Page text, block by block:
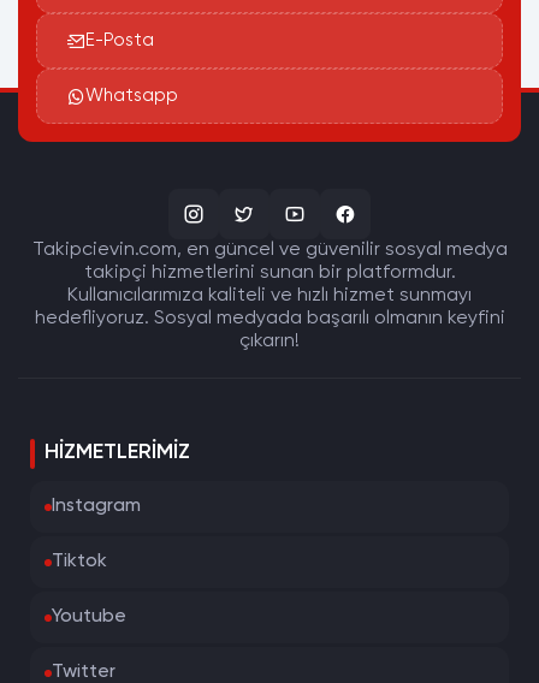
E-Posta
Whatsapp
Takipcievin.com, en güncel ve güvenilir sosyal medya
takipçi hizmetlerini sunan bir platformdur.
Kullanıcılarımıza kaliteli ve hızlı hizmet sunmayı
hedefliyoruz. Sosyal medyada başarılı olmanın keyfini
çıkarın!
HIZMETLERIMIZ
Instagram
Tiktok
Youtube
Twitter